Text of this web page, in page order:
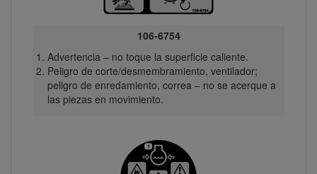
106-6754
Advertencia – no toque la superficie caliente.
Peligro de corte/desmembramiento, ventilador;
peligro de enredamiento, correa – no se acerque a
las piezas en movimiento.